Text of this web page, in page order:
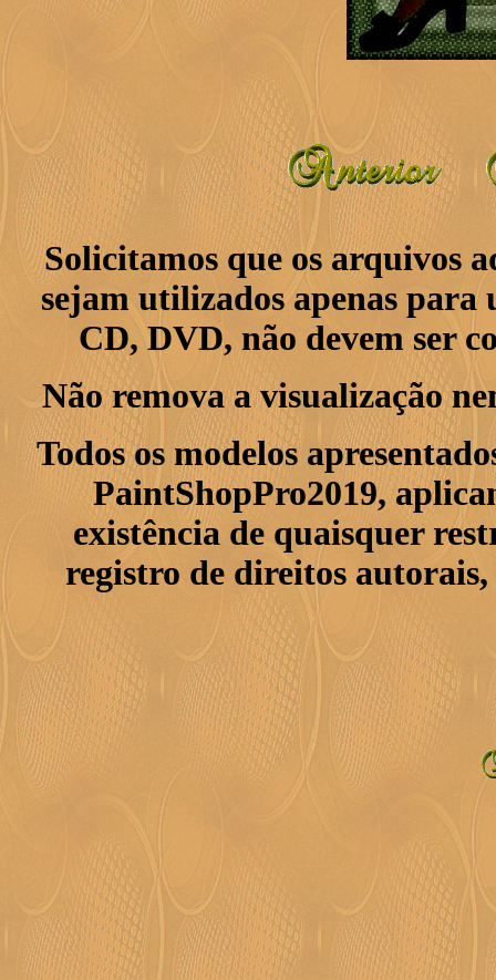
Solicitamos que os arquivos
sejam utilizados apenas para
CD, DVD, não devem ser
Não remova a visualização
Todos os modelos
PaintShopPro2019,
existência de quaisquer
registro de direitos